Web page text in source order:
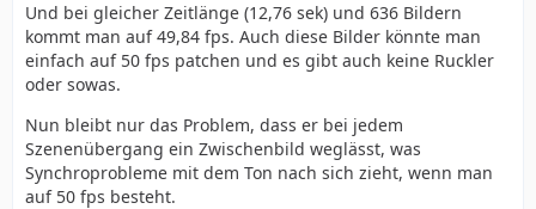
Und bei gleicher Zeitlänge (12,76 sek) und 636 Bildern
kommt man auf 49,84 fps. Auch diese Bilder könnte man
einfach auf 50 fps patchen und es gibt auch keine Ruckler
oder sowas.
Nun bleibt nur das Problem, dass er bei jedem
Szenenübergang ein Zwischenbild weglässt, was
Synchroprobleme mit dem Ton nach sich zieht, wenn man
auf 50 fps besteht.